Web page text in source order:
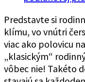
Predstavte si
klímu, vo vnútri
viac ako polovicu
„klasickým“
vôbec nie! Takéto